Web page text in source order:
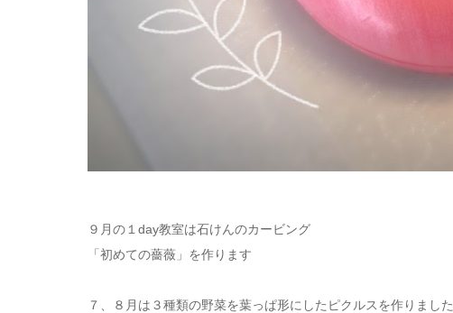
９月の１day教室は石けんのカービング
「初めての薔薇」を作ります
７、８月は３種類の野菜を葉っぱ形にしたピクルスを作りました